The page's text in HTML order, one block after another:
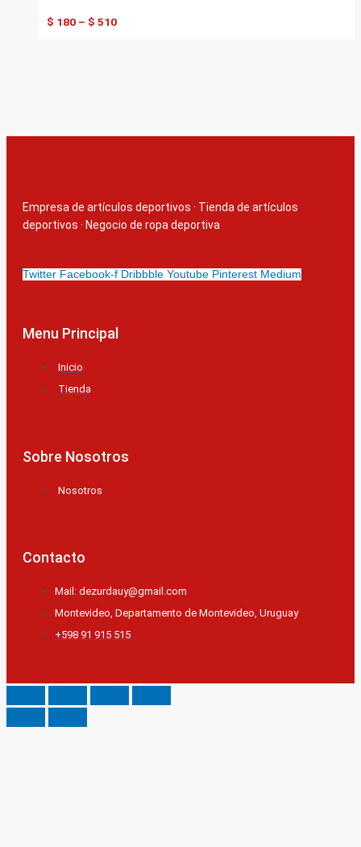
$ 180 – $ 510
Empresa de artículos deportivos · Tienda de artículos
deportivos · Negocio de ropa deportiva
Twitter Facebook-f Dribbble Youtube Pinterest Medium
Menu Principal
Inicio
Tienda
Sobre Nosotros
Nosotros
Contacto
Mail: dezurdauy@gmail.com
Montevideo, Departamento de Montevideo, Uruguay
+598 91 915 515